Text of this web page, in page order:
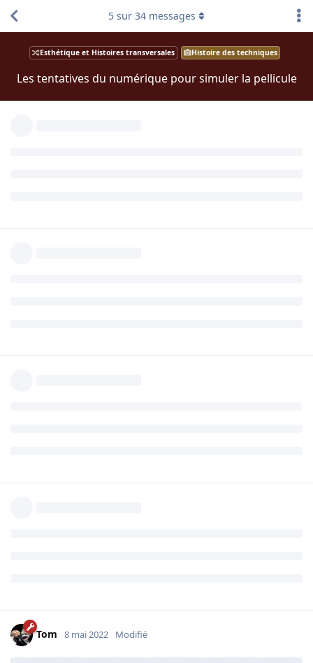
Esthétique et Histoires transversales Histoire des techniques
Les tentatives du numérique pour simuler la pellicule
5 sur 34 messages
Tom 8 mai 2022 Modifié